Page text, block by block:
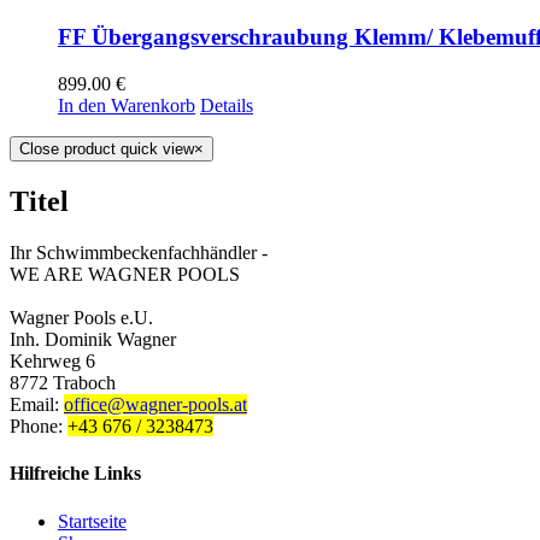
FF Übergangsverschraubung Klemm/
899.00 €
In den Warenkorb Details
Close product quick view×
Titel
Ihr Schwimmbeckenfachhändler -
WE ARE WAGNER POOLS
Wagner Pools e.U.
Inh. Dominik Wagner
Kehrweg 6
8772 Traboch
Email: office@wagner-pools.at
Phone: +43 676 / 3238473
Hilfreiche Links
Startseite